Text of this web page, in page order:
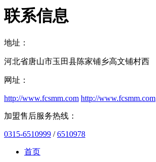
联系信息
地址：
河北省唐山市玉田县陈家铺乡高文铺村西
网址：
http://www.fcsmm.com http://www.fcsmm.com
加盟售后服务热线：
0315-6510999 /6510978
首页